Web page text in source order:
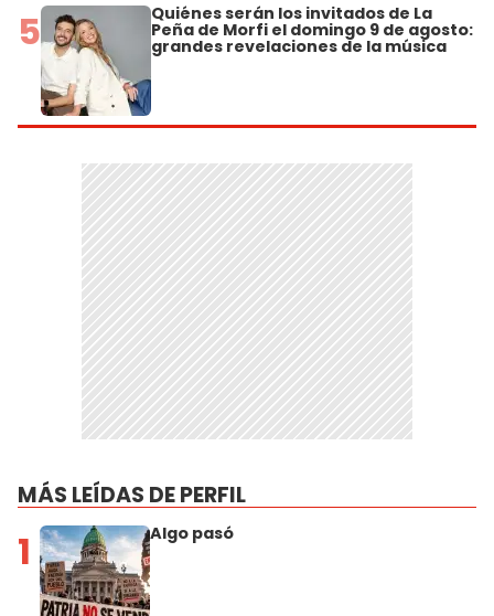
5 Quiénes serán los invitados de La
Peña de Morfi el domingo 9 de agosto:
grandes revelaciones de la música
MÁS LEÍDAS DE PERFIL
1 Algo pasó